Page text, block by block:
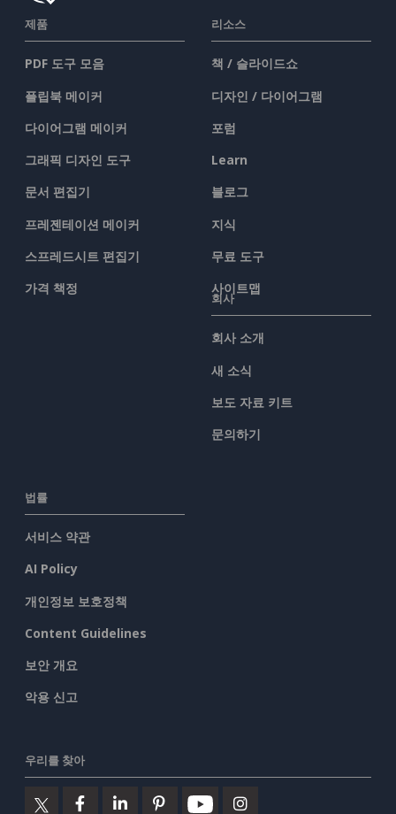
제품
PDF 도구 모음
플립북 메이커
다이어그램 메이커
그래픽 디자인 도구
문서 편집기
프레젠테이션 메이커
스프레드시트 편집기
가격 책정
리소스
책 / 슬라이드쇼
디자인 / 다이어그램
포럼
Learn
블로그
지식
무료 도구
사이트맵
회사
회사 소개
새 소식
보도 자료 키트
문의하기
법률
서비스 약관
AI Policy
개인정보 보호정책
Content Guidelines
보안 개요
악용 신고
우리를 찾아